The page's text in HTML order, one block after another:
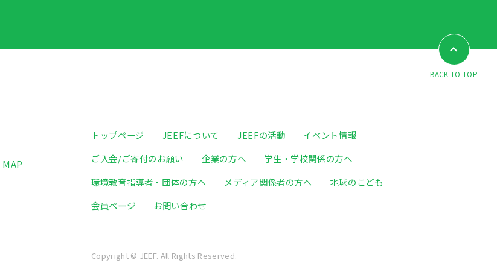
BACK TO TOP
MAP
トップページ JEEFについて JEEFの活動
イベント情報
ご入会/ご寄付のお願い
企業の方へ
学生・学校関係の方へ
環境教育指導者・団体の方へ
メディア関係者の方へ
地球のこども
会員ページ
お問い合わせ
Copyright © JEEF. All Rights Reserved.